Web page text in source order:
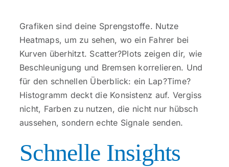
Grafiken sind deine Sprengstoffe. Nutze
Heatmaps, um zu sehen, wo ein Fahrer bei
Kurven überhitzt. Scatter?Plots zeigen dir, wie
Beschleunigung und Bremsen korrelieren. Und
für den schnellen Überblick: ein Lap?Time?
Histogramm deckt die Konsistenz auf. Vergiss
nicht, Farben zu nutzen, die nicht nur hübsch
aussehen, sondern echte Signale senden.
Schnelle Insights